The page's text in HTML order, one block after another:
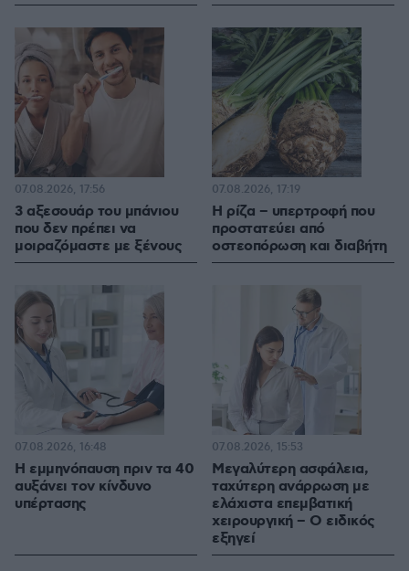
3 αξεσουάρ του μπάνιου
που δεν πρέπει να
μοιραζόμαστε με ξένους
07.08.2026, 17:56
Η ρίζα – υπερτροφή που
προστατεύει από
οστεοπόρωση και διαβήτη
07.08.2026, 17:19
Η εμμηνόπαυση πριν τα 40
αυξάνει τον κίνδυνο
υπέρτασης
07.08.2026, 16:48
Μεγαλύτερη ασφάλεια,
ταχύτερη ανάρρωση με
ελάχιστα επεμβατική
χειρουργική – Ο ειδικός
εξηγεί
07.08.2026, 15:53